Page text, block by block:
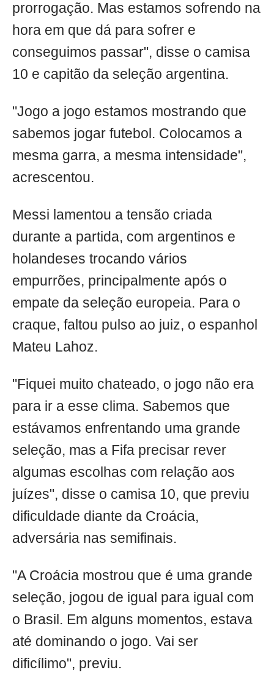
prorrogação. Mas estamos sofrendo na
hora em que dá para sofrer e
conseguimos passar", disse o camisa
10 e capitão da seleção argentina.
"Jogo a jogo estamos mostrando que
sabemos jogar futebol. Colocamos a
mesma garra, a mesma intensidade",
acrescentou.
Messi lamentou a tensão criada
durante a partida, com argentinos e
holandeses trocando vários
empurrões, principalmente após o
empate da seleção europeia. Para o
craque, faltou pulso ao juiz, o espanhol
Mateu Lahoz.
"Fiquei muito chateado, o jogo não era
para ir a esse clima. Sabemos que
estávamos enfrentando uma grande
seleção, mas a Fifa precisar rever
algumas escolhas com relação aos
juízes", disse o camisa 10, que previu
dificuldade diante da Croácia,
adversária nas semifinais.
"A Croácia mostrou que é uma grande
seleção, jogou de igual para igual com
o Brasil. Em alguns momentos, estava
até dominando o jogo. Vai ser
dificílimo", previu.